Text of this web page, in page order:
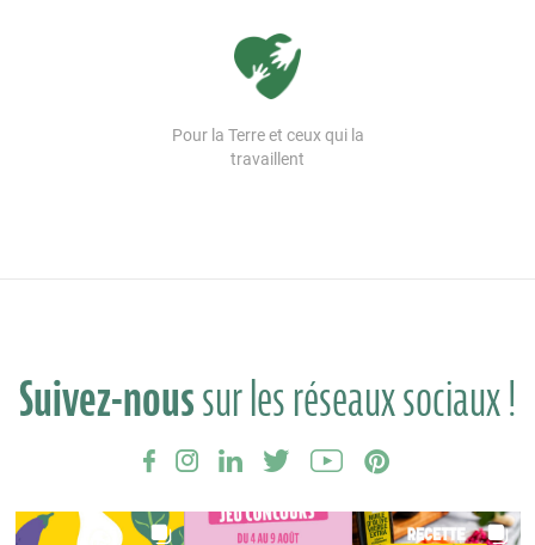
Pour la Terre et ceux qui la
travaillent
Suivez-noussur les réseaux sociaux !